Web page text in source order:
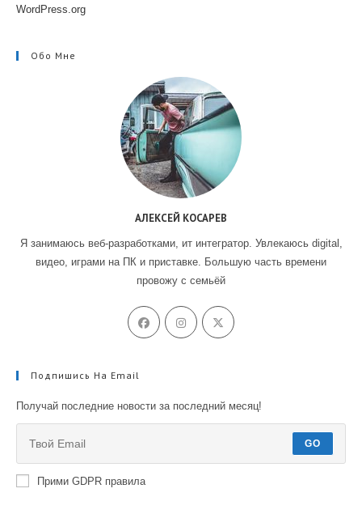
WordPress.org
Обо Мне
АЛЕКСЕЙ КОСАРЕВ
Я занимаюсь веб-разработками, ит интегратор. Увлекаюсь digital,
видео, играми на ПК и приставке. Большую часть времени
провожу с семьёй
Подпишись На Email
Получай последние новости за последний месяц!
GO
Прими GDPR правила